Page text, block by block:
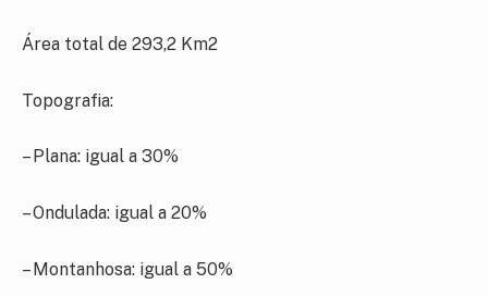
Área total de 293,2 Km2
Topografia:
– Plana: igual a 30%
– Ondulada: igual a 20%
– Montanhosa: igual a 50%